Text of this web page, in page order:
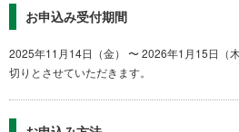
お申込み受付期間
2025年11月14日（金） 〜 2026年1月15日
切りとさせていただきます。